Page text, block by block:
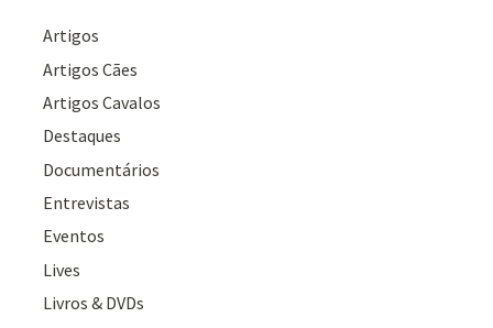
Artigos
Artigos Cães
Artigos Cavalos
Destaques
Documentários
Entrevistas
Eventos
Lives
Livros & DVDs